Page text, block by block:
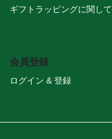
ギフトラッピングに関して
会員登録
ログイン & 登録